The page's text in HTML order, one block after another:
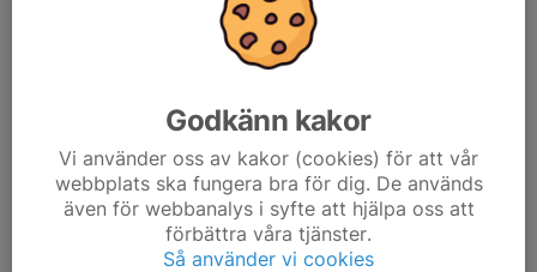
Godkänn kakor
Vi använder oss av kakor (cookies) för att vår
webbplats ska fungera bra för dig. De används
även för webbanalys i syfte att hjälpa oss att
förbättra våra tjänster.
Så använder vi cookies